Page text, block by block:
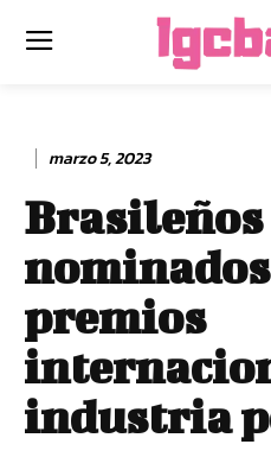
marzo 5, 2023
Brasileños
premios
industria